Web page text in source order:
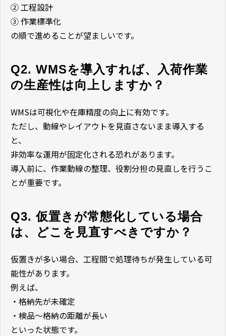
② 工程設計
③ 作業標準化
の順で進めることが望ましいです。
Q2. WMSを導入すれば、入荷作業
の生産性は向上しますか？
WMSは可視化や在庫精度の向上に有効です。
ただし、動線やレイアウトを見直さないまま導入する
と、
非効率な運用が固定化される恐れがあります。
導入前に、作業動線の整理、役割分担の見直しを行うこ
とが重要です。
Q3. 仮置きが常態化している場合
は、どこを見直すべきですか？
仮置きが多い場合、工程間で処理待ちが発生している可
能性があります。
例えば、
・格納先が未確定
・検品〜格納の距離が長い
といった状態です。